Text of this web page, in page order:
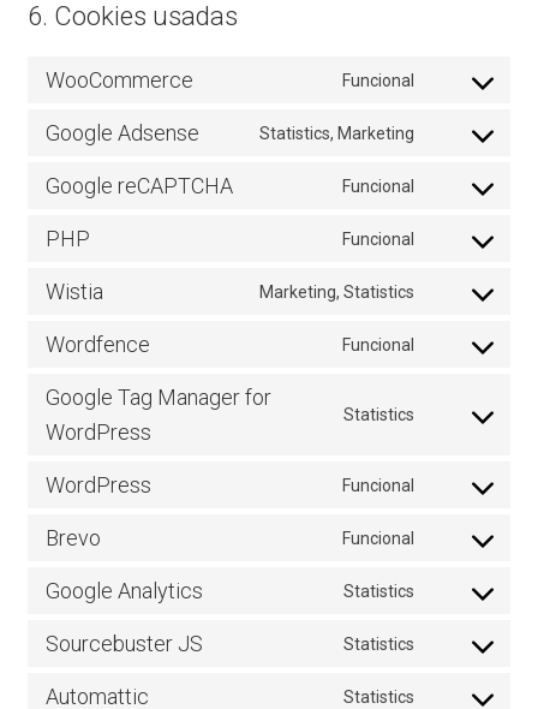
6. Cookies usadas
WooCommerce Funcional
Consent
service
Google Adsense Statistics, Marketing
Consent
service
adsense
Google reCAPTCHA Funcional
Consent
service
recaptcha
PHP Funcional
Consent
service
Wistia Marketing, Statistics
Consent
service
Wordfence Funcional
Consent
service
Google Tag Manager for
WordPress
Statistics
Consent
service
WordPress Funcional
Consent
service
Brevo Funcional
Consent
service
Google Analytics Statistics
Consent
service
Sourcebuster JS Statistics
Consent
Automattic Statistics